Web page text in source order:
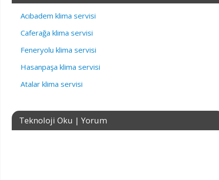
Acıbadem klima servisi
Caferağa klima servisi
Feneryolu klima servisi
Hasanpaşa klima servisi
Atalar klima servisi
Teknoloji Oku | Yorum